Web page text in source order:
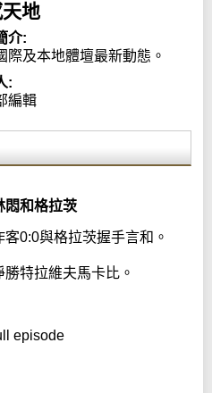
地
介:
際及本地體壇最新動態。
:
編輯
悶和格拉茨
0:0與格拉茨握手言和。
特拉維夫馬卡比。
episode